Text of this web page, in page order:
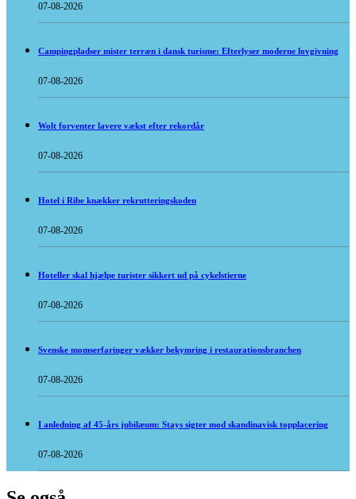
07-08-2026
Campingpladser mister terræn i dansk turisme: Efterlyser moderne lovgivning
07-08-2026
Wolt forventer lavere vækst efter rekordår
07-08-2026
Hotel i Ribe knækker rekrutteringskoden
07-08-2026
Hoteller skal hjælpe turister sikkert ud på cykelstierne
07-08-2026
Svenske momserfaringer vækker bekymring i restaurationsbranchen
07-08-2026
I anledning af 45-års jubilæum: Stays sigter mod skandinavisk topplacering
07-08-2026